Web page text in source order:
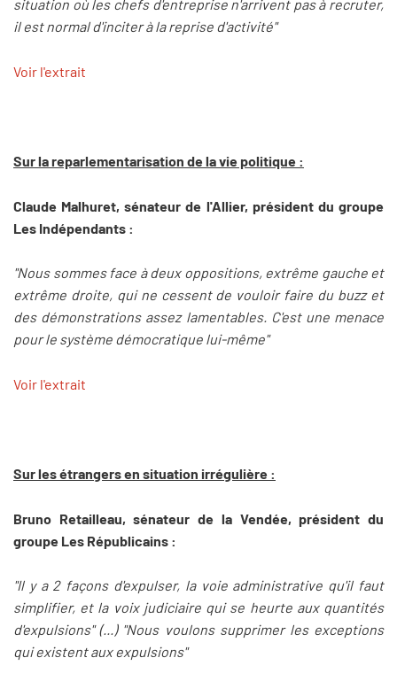
situation où les chefs d'entreprise n'arrivent pas à recruter,
il est normal d'inciter à la reprise d'activité"
Voir l'extrait
Sur la reparlementarisation de la vie politique :
Claude Malhuret, sénateur de l'Allier, président du groupe
Les Indépendants :
"Nous sommes face à deux oppositions, extrême gauche et
extrême droite, qui ne cessent de vouloir faire du buzz et
des démonstrations assez lamentables. C'est une menace
pour le système démocratique lui-même"
Voir l'extrait
Sur les étrangers en situation irrégulière :
Bruno Retailleau, sénateur de la Vendée, président du
groupe Les Républicains :
"Il y a 2 façons d'expulser, la voie administrative qu'il faut
simplifier, et la voix judiciaire qui se heurte aux quantités
d'expulsions" (...) "Nous voulons supprimer les exceptions
qui existent aux expulsions"